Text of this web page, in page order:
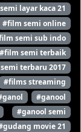
layar kaca 21
#film semi online
semi sub indo
#film semi terbaik
terbaru 2017
#films streaming
#ganool
#ganool semi
movie 21